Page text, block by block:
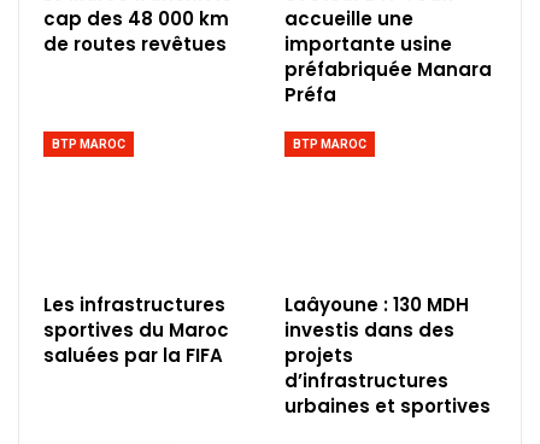
cap des 48 000 km
de routes revêtues
accueille une
importante usine
préfabriquée Manara
Préfa
BTP MAROC
Les infrastructures
sportives du Maroc
saluées par la FIFA
BTP MAROC
Laâyoune : 130 MDH
investis dans des
projets
d’infrastructures
urbaines et sportives